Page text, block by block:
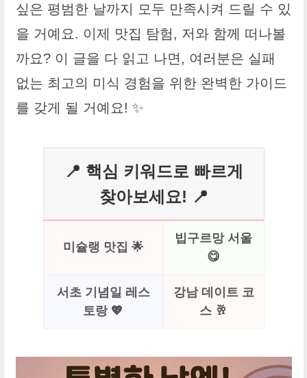
싶은 평범한 날까지 모두 만족시켜 드릴 수 있
을 거예요. 이제 맛집 탐험, 저와 함께 떠나볼
까요? 이 글을 다 읽고 나면, 여러분은 실패
없는 최고의 미식 경험을 위한 완벽한 가이드
를 갖게 될 거예요! ✨
📍 핵심 키워드로 빠르게
찾아보세요! 📍
미슐랭 맛집 🌟
빕구르망 서울
😋
서초 기념일 레스
토랑 💖
강남 데이트 코
스 🥂